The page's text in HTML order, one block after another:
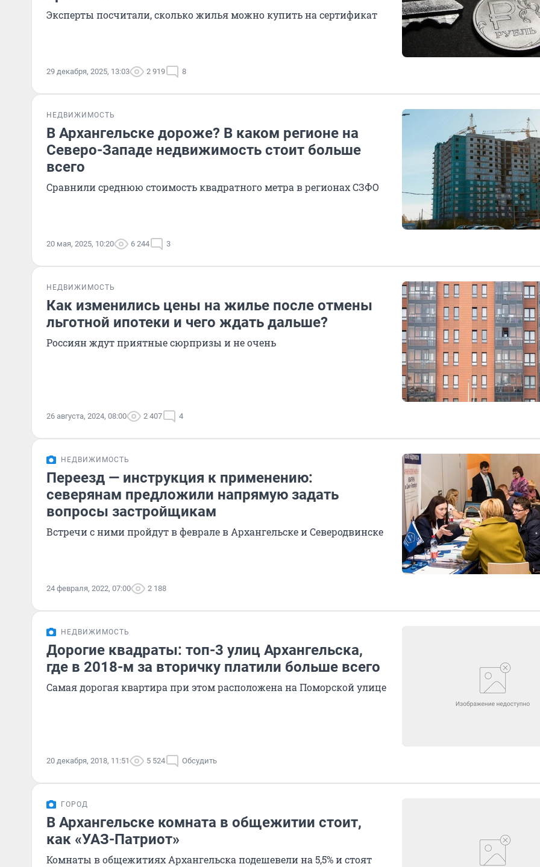
Эксперты посчитали, сколько жилья можно купить на сертификат
29 декабря, 2025, 13:03 2 919 8
НЕДВИЖИМОСТЬ
В Архангельске дороже? В каком регионе на
Северо-Западе недвижимость стоит больше
всего
Сравнили среднюю стоимость квадратного метра в регионах СЗФО
20 мая, 2025, 10:20 6 244 3
НЕДВИЖИМОСТЬ
Как изменились цены на жилье после отмены
льготной ипотеки и чего ждать дальше?
Россиян ждут приятные сюрпризы и не очень
26 августа, 2024, 08:00 2 407 4
НЕДВИЖИМОСТЬ
Переезд — инструкция к применению:
северянам предложили напрямую задать
вопросы застройщикам
Встречи с ними пройдут в феврале в Архангельске и Северодвинске
24 февраля, 2022, 07:00 2 188
НЕДВИЖИМОСТЬ
Дорогие квадраты: топ-3 улиц Архангельска,
где в 2018-м за вторичку платили больше всего
Самая дорогая квартира при этом расположена на Поморской улице
20 декабря, 2018, 11:51 5 524 Обсудить
ГОРОД
В Архангельске комната в общежитии стоит,
как «УАЗ-Патриот»
Комнаты в общежитиях Архангельска подешевели на 5,5% и стоят